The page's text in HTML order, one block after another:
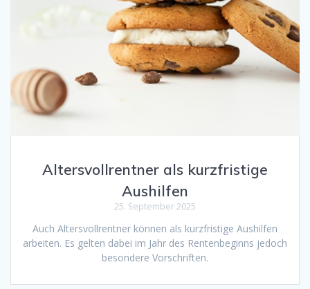
Altersvollrentner als kurzfristige
Aushilfen
25. September 2025
Auch Altersvollrentner können als kurzfristige Aushilfen
arbeiten. Es gelten dabei im Jahr des Rentenbeginns jedoch
besondere Vorschriften.